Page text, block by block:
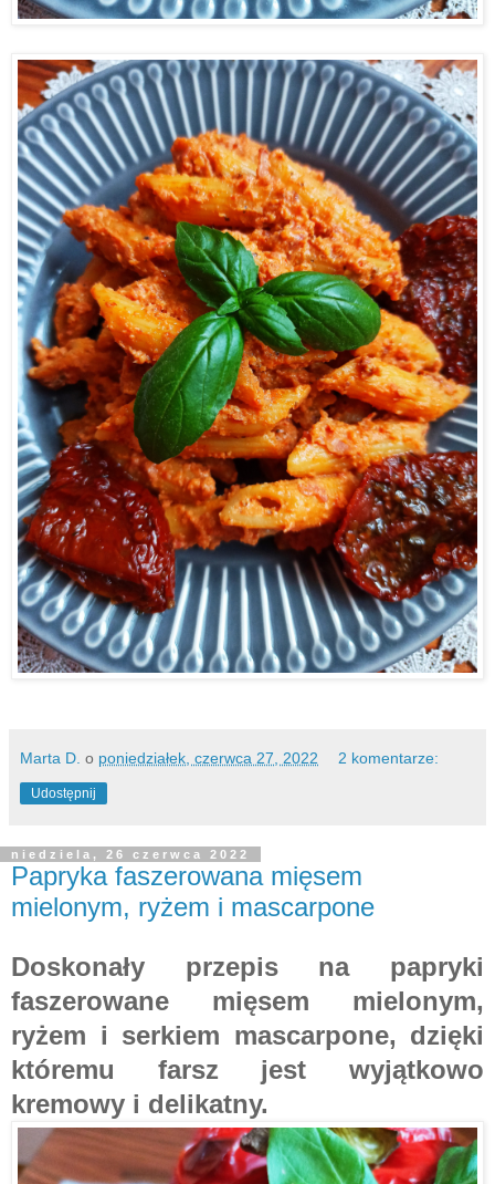
Marta D. o poniedziałek, czerwca 27, 2022 2 komentarze:
Udostępnij
niedziela, 26 czerwca 2022
Papryka faszerowana mięsem
mielonym, ryżem i mascarpone
Doskonały przepis na papryki
faszerowane mięsem mielonym,
ryżem i serkiem mascarpone, dzięki
któremu farsz jest wyjątkowo
kremowy i delikatny.